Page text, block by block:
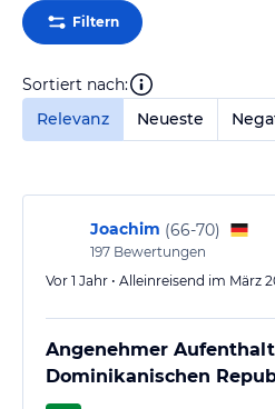
Filtern
Sortiert nach:
Relevanz
Neueste
Joachim (66-70)
197 Bewertungen
Vor 1 Jahr • Alleinreisend im März
Angenehmer
Dominikanischen